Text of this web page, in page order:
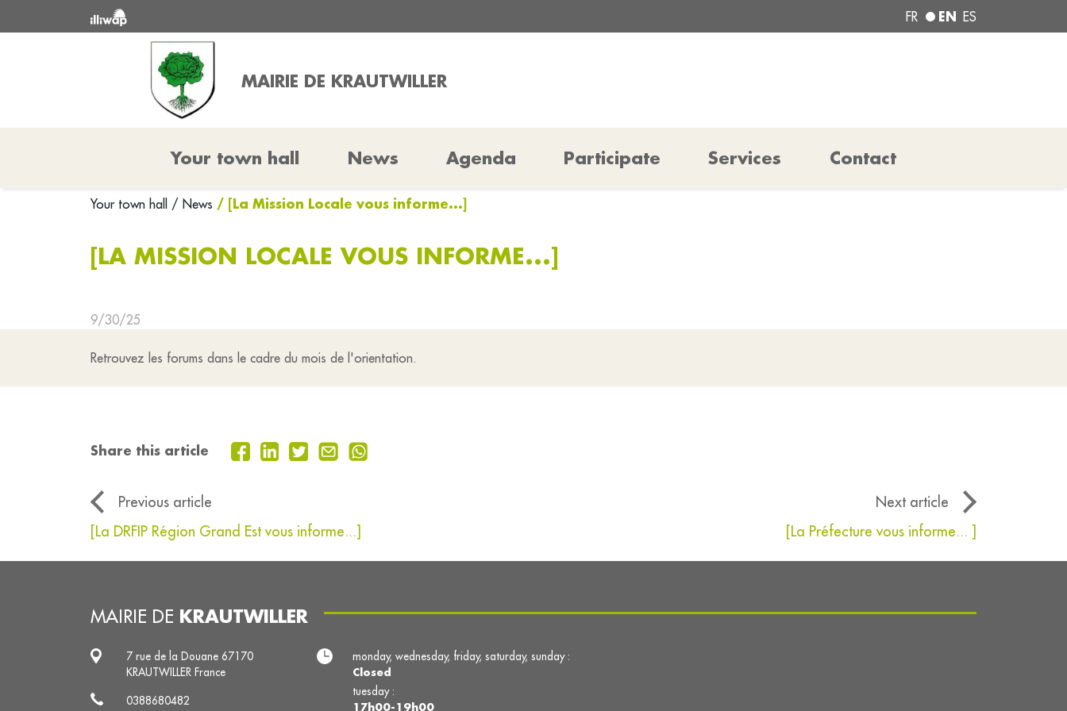
FR EN ES
MAIRIE DE KRAUTWILLER
Your town hall News Agenda Participate Services Contact
Your town hall / News / [La Mission Locale vous informe...]
[LA MISSION LOCALE VOUS INFORME...]
9/30/25
Retrouvez les forums dans le cadre du mois de l'orientation.
Share this article
Previous article
Next article
[La DRFIP Région Grand Est vous informe...]
[La Préfecture vous informe... ]
MAIRIE DE KRAUTWILLER
7 rue de la Douane 67170
KRAUTWILLER France
0388680482
monday, wednesday, friday, saturday, sunday :
Closed
tuesday :
17h00-19h00